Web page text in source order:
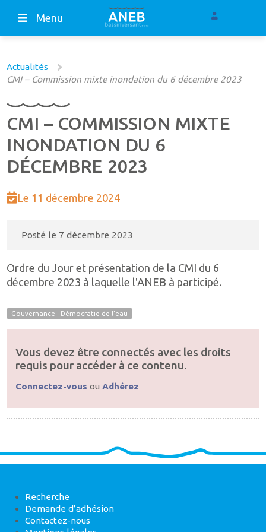
Menu
Actualités
CMI – Commission mixte inondation du 6 décembre 2023
CMI – COMMISSION MIXTE
INONDATION DU 6
DÉCEMBRE 2023
Le 11 décembre 2024
Posté le 7 décembre 2023
Ordre du Jour et présentation de la CMI du 6
décembre 2023 à laquelle l'ANEB à participé.
Gouvernance - Démocratie de l'eau
Vous devez être connectés avec les droits
requis pour accéder à ce contenu.
Connectez-vous ouAdhérez
Recherche
Demande d’adhésion
Contactez-nous